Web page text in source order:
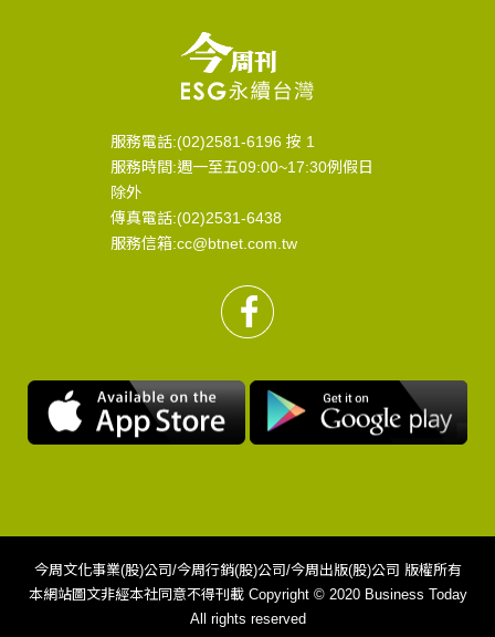
服務電話:(02)2581-6196 按 1
服務時間:週一至五09:00~17:30例假日
除外
傳真電話:(02)2531-6438
服務信箱:cc@btnet.com.tw
今周文化事業(股)公司/今周行銷(股)公司/今周出版(股)公司 版權所有
本網站圖文非經本社同意不得刊載 Copyright © 2020 Business Today
All rights reserved